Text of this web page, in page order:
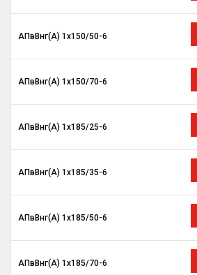
АПвВнг(A) 1х150/50-6
АПвВнг(A) 1х150/70-6
АПвВнг(A) 1х185/25-6
АПвВнг(A) 1х185/35-6
АПвВнг(A) 1х185/50-6
АПвВнг(A) 1х185/70-6